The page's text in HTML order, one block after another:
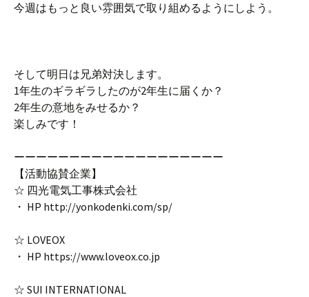
今週はもっと良い雰囲気で取り組めるようにしよう。
そして明日は兄弟対決します。
1年生のギラギラしたのが2年生に届くか？
2年生の意地をみせるか？
楽しみです！
ーーーーーーーーーーーーーーーーーーー
【活動協賛企業】
☆ 四光電気工事株式会社
・ HP http://yonkodenki.com/sp/
☆ LOVEOX
・ HP https://www.loveox.co.jp
☆ SUI INTERNATIONAL